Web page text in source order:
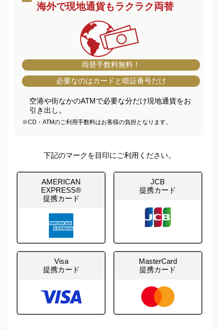
海外で現地通貨もラクラク両替
両替手数料無料！
必要なのはカードと暗証番号だけ
空港や街なかのATMで必要な分だけ現地通貨をお
引き出し。
※CD・ATMのご利用手数料はお客様の負担となります。
下記のマークを目印にご利用ください。
AMERICAN
EXPRESS®
提携カード
JCB
提携カード
Visa
提携カード
MasterCard
提携カード